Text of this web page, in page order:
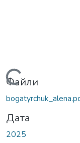
Вантажиться...
Файли
Дата
2025